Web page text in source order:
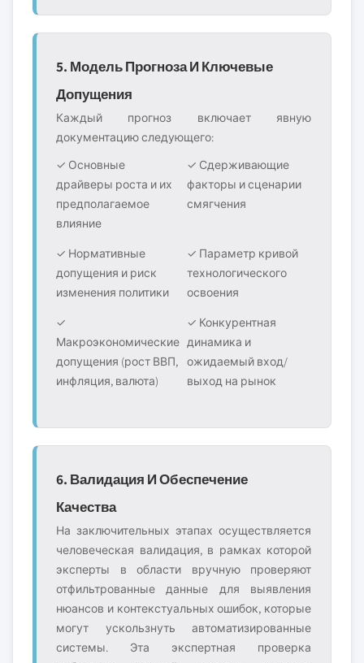
5. Модель Прогноза И Ключевые
Допущения
Каждый прогноз включает явную
документацию следующего:
✓ Основные
драйверы роста и их
предполагаемое
влияние
✓ Сдерживающие
факторы и сценарии
смягчения
✓ Нормативные
допущения и риск
изменения политики
✓ Параметр кривой
технологического
освоения
✓
Макроэкономические
допущения (рост ВВП,
инфляция, валюта)
✓ Конкурентная
динамика и
ожидаемый вход/
выход на рынок
6. Валидация И Обеспечение
Качества
На заключительных этапах осуществляется
человеческая валидация, в рамках которой
эксперты в области вручную проверяют
отфильтрованные данные для выявления
нюансов и контекстуальных ошибок, которые
могут ускользнуть автоматизированные
системы. Эта экспертная проверка